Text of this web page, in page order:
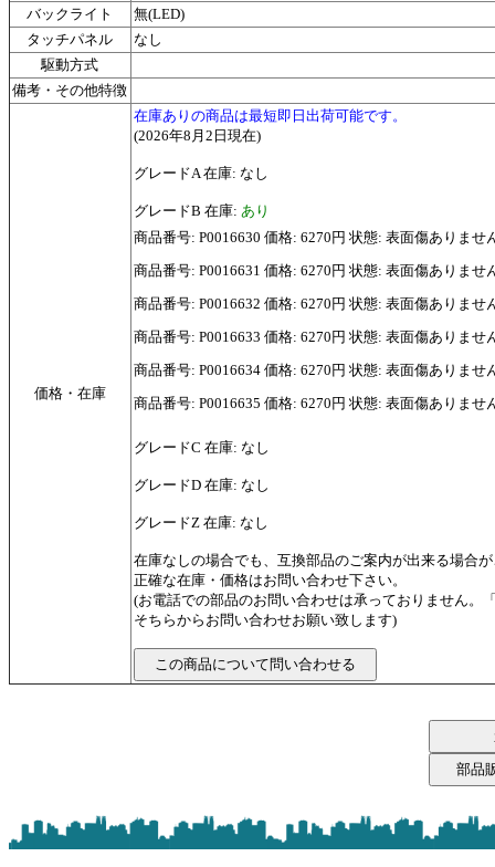
バックライト
無(LED)
タッチパネル
なし
駆動方式
備考・その他特徴
価格・在庫
在庫ありの商品は最短即日出荷可能です。
(2026年8月2日現在)
グレードA 在庫: なし
グレードB 在庫: あり
商品番号: P0016630 価格: 6270円 状態: 表面傷ありませ
商品番号: P0016631 価格: 6270円 状態: 表面傷ありませ
商品番号: P0016632 価格: 6270円 状態: 表面傷ありませ
商品番号: P0016633 価格: 6270円 状態: 表面傷ありませ
商品番号: P0016634 価格: 6270円 状態: 表面傷ありませ
商品番号: P0016635 価格: 6270円 状態: 表面傷ありませ
グレードC 在庫: なし
グレードD 在庫: なし
グレードZ 在庫: なし
在庫なしの場合でも、互換部品のご案内が出来る場合
正確な在庫・価格はお問い合わせ下さい。
(お電話での部品のお問い合わせは承っておりません。
そちらからお問い合わせお願い致します)